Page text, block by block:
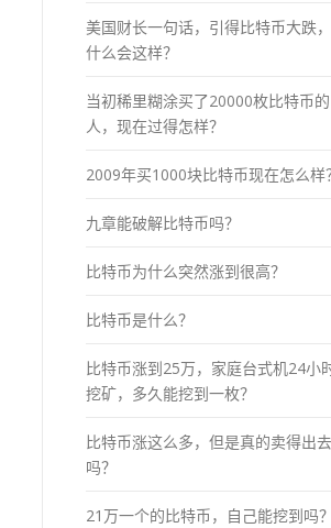
美国财长一句话，引得比特币大跌
什么会这样？
当初稀里糊涂买了20000枚比特币的
人，现在过得怎样？
2009年买1000块比特币现在怎么样
九章能破解比特币吗？
比特币为什么突然涨到很高？
比特币是什么？
比特币涨到25万，家庭台式机24小
挖矿，多久能挖到一枚？
比特币涨这么多，但是真的卖得出去
吗？
21万一个的比特币，自己能挖到吗？